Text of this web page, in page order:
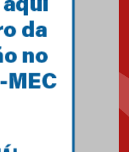
Mackenzie
seus
o PAS antes
Médio